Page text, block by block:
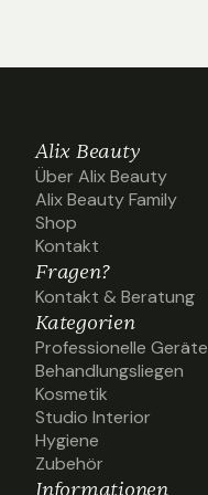
Alix Beauty
Über Alix Beauty
Über Alix Beauty
Alix Beauty Family
Alix Beauty Family
Shop
Shop
Kontakt
Kontakt
Fragen?
Kontakt & Beratung
Kontakt & Beratung
Kategorien
Professionelle Geräte
Professionelle Geräte
Behandlungsliegen
Behandlungsliegen
Kosmetik
Kosmetik
Studio Interior
Studio Interior
Hygiene
Hygiene
Zubehör
Zubehör